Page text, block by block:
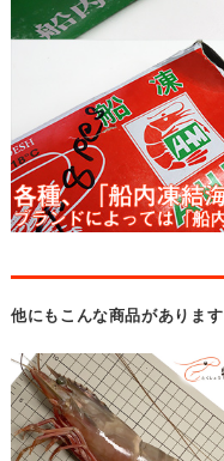
他にもこんな商品があります